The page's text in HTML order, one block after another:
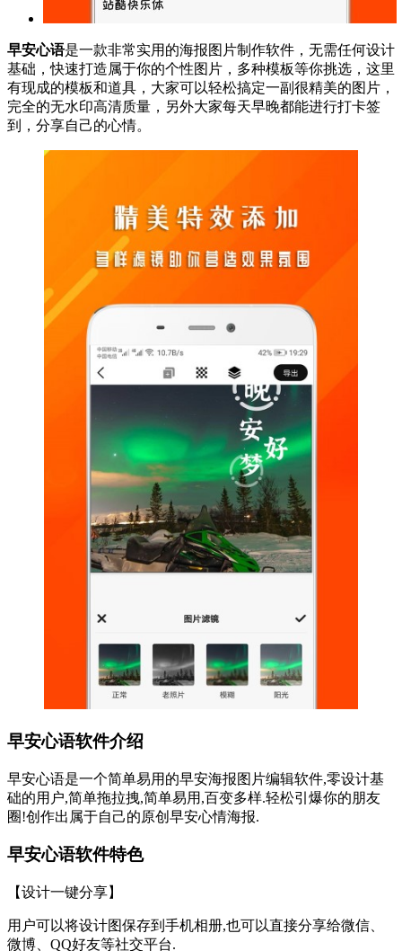
早安心语是一款非常实用的海报图片制作软件，无需任何设计
基础，快速打造属于你的个性图片，多种模板等你挑选，这里
有现成的模板和道具，大家可以轻松搞定一副很精美的图片，
完全的无水印高清质量，另外大家每天早晚都能进行打卡签
到，分享自己的心情。
早安心语软件介绍
早安心语是一个简单易用的早安海报图片编辑软件,零设计基
础的用户,简单拖拉拽,简单易用,百变多样.轻松引爆你的朋友
圈!创作出属于自己的原创早安心情海报.
早安心语软件特色
【设计一键分享】
用户可以将设计图保存到手机相册,也可以直接分享给微信、
微博、QQ好友等社交平台.